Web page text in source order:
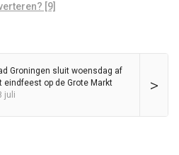
[9]
>
Groningen sluit woensdag af
eindfeest op de Grote Markt
juli